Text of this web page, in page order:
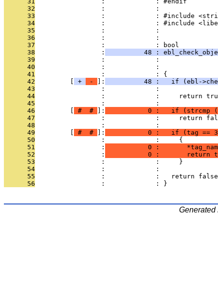
      32
                 :             :
      33
:             : #include
      34
:             : #include
      35
                 :             :
      36
                 :             :
      37
                 :             : bool
      38
                 :
48 :
      39
:             :
      40
:             :
      41
                 :             : {
      42
+ - ]:
48 :   if (ebl-
      43
:             :
      44
:             :     return
      45
                 :             :
      46
# # ]:
0 :   if (strcmp
      47
:             :     return
      48
                 :             :
      49
# # ]:
0 :   if (tag ==
      50
                 :             :     {
      51
                 :
0 :
      52
                 :
0 :       return
      53
                 :             :     }
      54
                 :             :
      55
:             :   return
      56
                 :             : }